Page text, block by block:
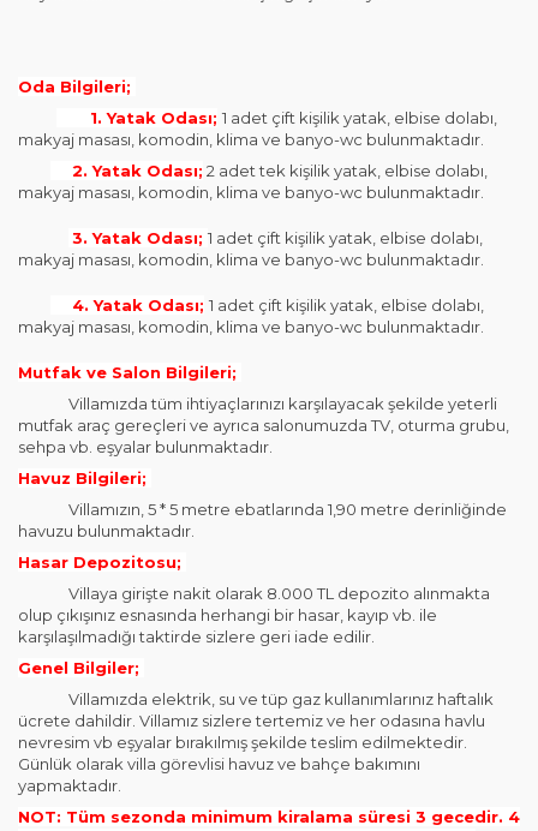
Oda Bilgileri;
1. Yatak Odası; 1 adet çift kişilik yatak, elbise dolabı,
makyaj masası, komodin, klima ve banyo-wc bulunmaktadır.
2. Yatak Odası; 2 adet tek kişilik yatak, elbise dolabı,
makyaj masası, komodin, klima ve banyo-wc bulunmaktadır.
3. Yatak Odası; 1 adet çift kişilik yatak, elbise dolabı,
makyaj masası, komodin, klima ve banyo-wc bulunmaktadır.
4. Yatak Odası; 1 adet çift kişilik yatak, elbise dolabı,
makyaj masası, komodin, klima ve banyo-wc bulunmaktadır.
Mutfak ve Salon Bilgileri;
Villamızda tüm ihtiyaçlarınızı karşılayacak şekilde yeterli
mutfak araç gereçleri ve ayrıca salonumuzda TV, oturma grubu,
sehpa vb. eşyalar bulunmaktadır.
Havuz Bilgileri;
Villamızın, 5 * 5 metre ebatlarında 1,90 metre derinliğinde
havuzu bulunmaktadır.
Hasar Depozitosu;
Villaya girişte nakit olarak 8.000 TL depozito alınmakta
olup çıkışınız esnasında herhangi bir hasar, kayıp vb. ile
karşılaşılmadığı taktirde sizlere geri iade edilir.
Genel Bilgiler;
Villamızda elektrik, su ve tüp gaz kullanımlarınız haftalık
ücrete dahildir. Villamız sizlere tertemiz ve her odasına havlu
nevresim vb eşyalar bırakılmış şekilde teslim edilmektedir.
Günlük olarak villa görevlisi havuz ve bahçe bakımını
yapmaktadır.
NOT: Tüm sezonda minimum kiralama süresi 3 gecedir. 4